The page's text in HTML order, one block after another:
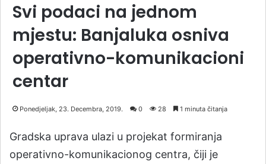
Svi podaci na jednom
mjestu: Banjaluka osniva
operativno-komunikacioni
centar
Ponedjeljak, 23. Decembra, 2019. 0 28 1 minuta čitanja
Gradska uprava ulazi u projekat formiranja
operativno-komunikacionog centra, čiji je